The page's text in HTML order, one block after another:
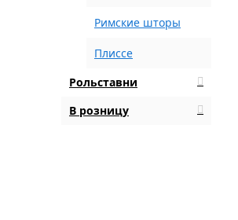
Римские шторы
Плиссе
Рольставни
В розницу